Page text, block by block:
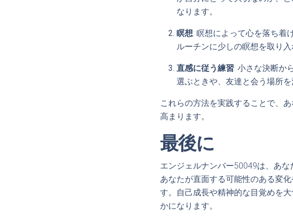
なります。
瞑想: 瞑想によって心を落ち着
ルーチンに少しの瞑想を取り入
直感に従う練習: 小さな決断か
選ぶときや、友達と会う場所
これらの方法を実践することで、
高まります。
最後に
エンジェルナンバー50049は、あな
あなたが直面する可能性のある変
す。自己成長や精神的な目覚めを
かになります。